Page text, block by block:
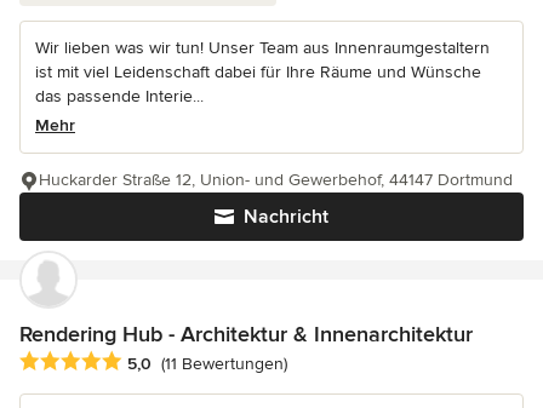
Wir lieben was wir tun! Unser Team aus Innenraumgestaltern
ist mit viel Leidenschaft dabei für Ihre Räume und Wünsche
das passende Interie...
Mehr
Nachricht
Huckarder Straße 12, Union- und Gewerbehof, 44147 Dortmund
Rendering Hub - Architektur & Innenarchitektur
Durchschnittliche Bewertung: 5 von 5 Sternen
5,0 (11 Bewertungen)